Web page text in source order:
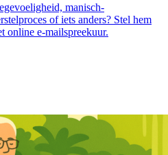
manisch-
of iets anders? Stel hem
online e-mailspreekuur.